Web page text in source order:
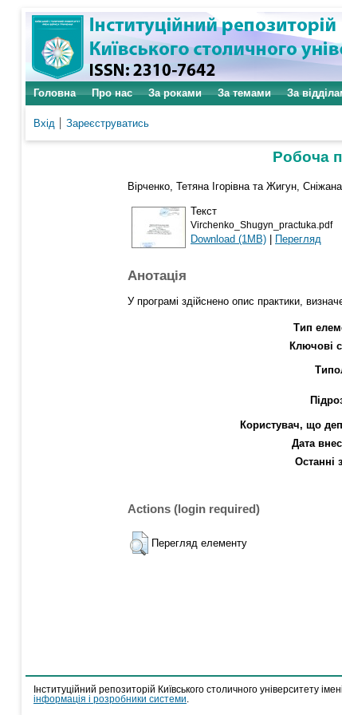
Головна Про нас За роками За темами За
Вхід Зареєструватись
Робоча
Вірченко, Тетяна Ігорівна та Жигун, Сніжана
Текст
Virchenko_Shugyn_practuka.pdf
Download (1MB) | Перегляд
Анотація
У програмі здійснено опис практики,
Тип
Ключові
Користувач, що
Дата
Останні
Actions (login required)
Перегляд елементу
Інституційний репозиторій Київського столичного університету
інформація і розробники системи